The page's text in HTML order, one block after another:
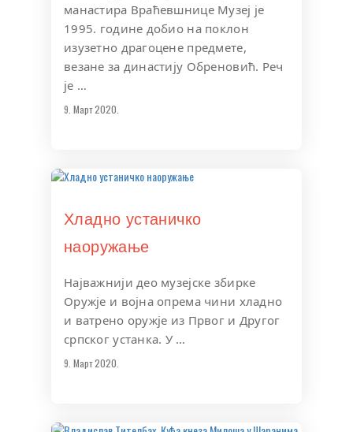
манастира Враћевшнице Музеј је
1995. године добио на поклон
изузетно драгоцене предмете,
везане за династију Обреновић. Реч
је …
9. Март 2020.
Хладно устаничко
наоружање
Најважнији део музејске збирке
Оружје и војна опрема чини хладно
и ватренo оружје из Првог и Другог
српског устанка. У …
9. Март 2020.